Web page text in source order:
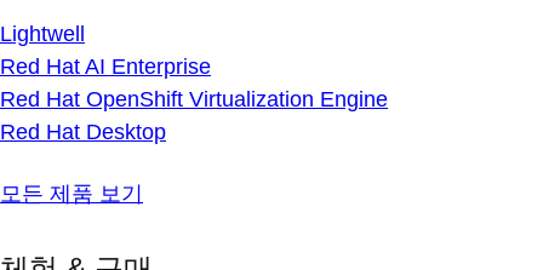
Lightwell
Red Hat AI Enterprise
Red Hat OpenShift Virtualization Engine
Red Hat Desktop
모든 제품 보기